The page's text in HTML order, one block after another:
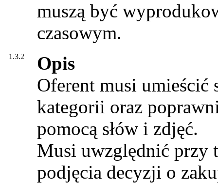
muszą być
czasowym.
1.3.2
Opis
Oferent musi
kategorii oraz
pomocą słów i zdjęć.
Musi uwzględnić przy
podjęcia decyzji o